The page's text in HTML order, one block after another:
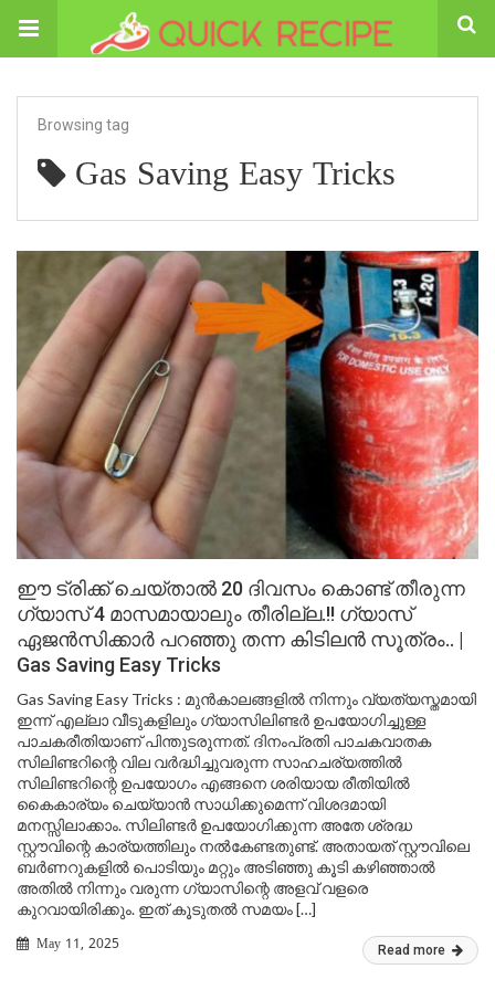
Browsing tag
Gas Saving Easy Tricks
ഈ ട്രിക്ക് ചെയ്‌താൽ 20 ദിവസം കൊണ്ട് തീരുന്ന
ഗ്യാസ് 4 മാസമായാലും തീരില്ല.!! ഗ്യാസ്
ഏജൻസിക്കാർ പറഞ്ഞു തന്ന കിടിലൻ സൂത്രം.. |
Gas Saving Easy Tricks
Gas Saving Easy Tricks : മുൻകാലങ്ങളിൽ നിന്നും വ്യത്യസ്തമായി
ഇന്ന് എല്ലാ വീടുകളിലും ഗ്യാസിലിണ്ടർ ഉപയോഗിച്ചുള്ള
പാചകരീതിയാണ് പിന്തുടരുന്നത്. ദിനംപ്രതി പാചകവാതക
സിലിണ്ടറിന്റെ വില വർദ്ധിച്ചുവരുന്ന സാഹചര്യത്തിൽ
സിലിണ്ടറിന്റെ ഉപയോഗം എങ്ങനെ ശരിയായ രീതിയിൽ
കൈകാര്യം ചെയ്യാൻ സാധിക്കുമെന്ന് വിശദമായി
മനസ്സിലാക്കാം. സിലിണ്ടർ ഉപയോഗിക്കുന്ന അതേ ശ്രദ്ധ
സ്റ്റൗവിന്റെ കാര്യത്തിലും നൽകേണ്ടതുണ്ട്. അതായത് സ്റ്റൗവിലെ
ബർണറുകളിൽ പൊടിയും മറ്റും അടിഞ്ഞു കൂടി കഴിഞ്ഞാൽ
അതിൽ നിന്നും വരുന്ന ഗ്യാസിന്റെ അളവ് വളരെ
കുറവായിരിക്കും. ഇത് കൂടുതൽ സമയം […]
May 11, 2025 Read more